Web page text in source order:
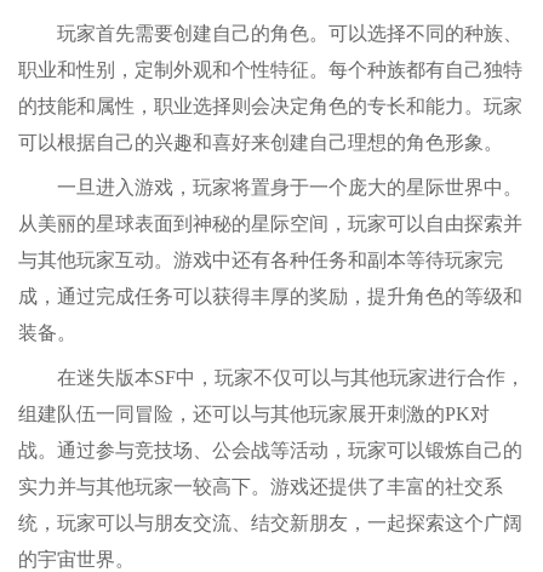
玩家首先需要创建自己的角色。可以选择不同的种族、
职业和性别，定制外观和个性特征。每个种族都有自己独特
的技能和属性，职业选择则会决定角色的专长和能力。玩家
可以根据自己的兴趣和喜好来创建自己理想的角色形象。
一旦进入游戏，玩家将置身于一个庞大的星际世界中。
从美丽的星球表面到神秘的星际空间，玩家可以自由探索并
与其他玩家互动。游戏中还有各种任务和副本等待玩家完
成，通过完成任务可以获得丰厚的奖励，提升角色的等级和
装备。
在迷失版本SF中，玩家不仅可以与其他玩家进行合作，
组建队伍一同冒险，还可以与其他玩家展开刺激的PK对
战。通过参与竞技场、公会战等活动，玩家可以锻炼自己的
实力并与其他玩家一较高下。游戏还提供了丰富的社交系
统，玩家可以与朋友交流、结交新朋友，一起探索这个广阔
的宇宙世界。